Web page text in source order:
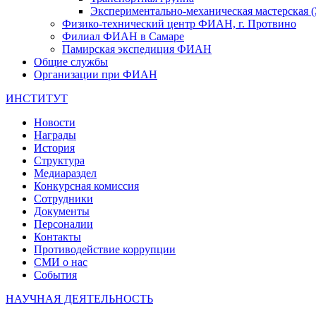
Экспериментально-механическая
Физико-технический центр ФИАН, г. Протвино
Филиал ФИАН в Самаре
Памирская экспедиция ФИАН
Общие службы
Организации при ФИАН
ИНСТИТУТ
Новости
Награды
История
Структура
Медиараздел
Конкурсная комиссия
Сотрудники
Документы
Персоналии
Контакты
Противодействие коррупции
СМИ о нас
События
НАУЧНАЯ ДЕЯТЕЛЬНОСТЬ